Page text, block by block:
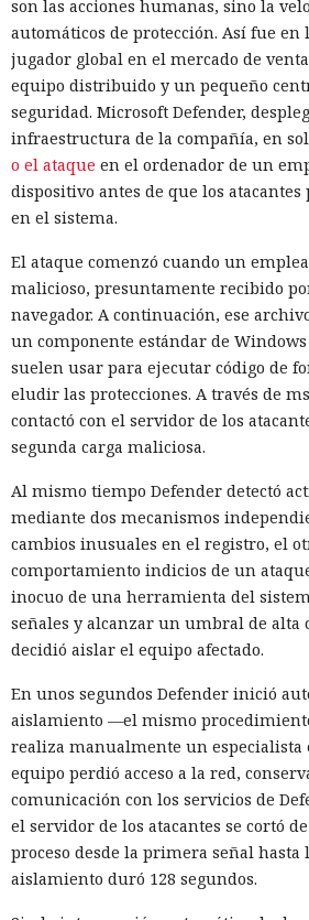
son las acciones humanas, sino la
automáticos de protección. Así fue en
jugador global en el mercado de
equipo distribuido y un pequeño
seguridad. Microsoft Defender,
infraestructura de la compañía, en
o el ataque en el ordenador de un
dispositivo antes de que los
en el sistema.
El ataque comenzó cuando un
malicioso, presuntamente recibido
navegador. A continuación, ese
un componente estándar de Windows
suelen usar para ejecutar código de
eludir las protecciones. A través de
contactó con el servidor de los
segunda carga maliciosa.
Al mismo tiempo Defender detectó
mediante dos mecanismos
cambios inusuales en el registro, el
comportamiento indicios de un
inocuo de una herramienta del
señales y alcanzar un umbral de alta
decidió aislar el equipo afectado.
En unos segundos Defender inició
aislamiento —el mismo
realiza manualmente un especialista
equipo perdió acceso a la red,
comunicación con los servicios de
el servidor de los atacantes se cortó
proceso desde la primera señal
aislamiento duró 128 segundos.